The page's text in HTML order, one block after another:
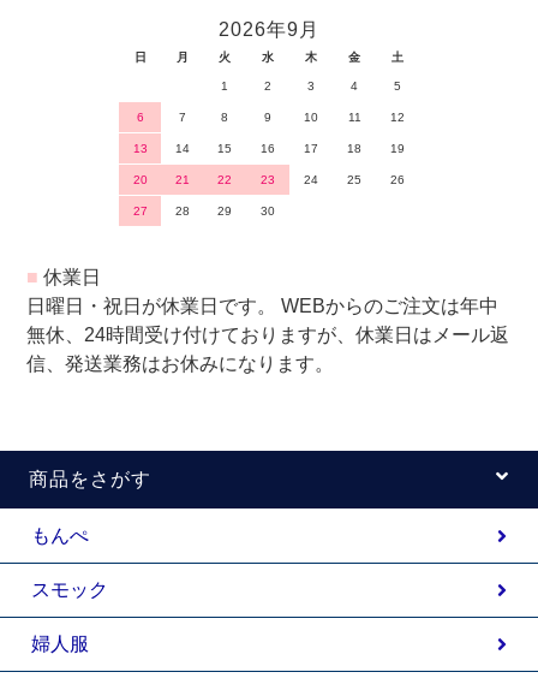
2026年9月
日 月 火 水 木 金 土
1 2 3 4 5
6 7 8 9 10 11 12
13 14 15 16 17 18 19
20 21 22 23 24 25 26
27 28 29 30
■ 休業日
日曜日・祝日が休業日です。 WEBからのご注文は年中
無休、24時間受け付けておりますが、休業日はメール返
信、発送業務はお休みになります。
商品をさがす
もんぺ
スモック
婦人服